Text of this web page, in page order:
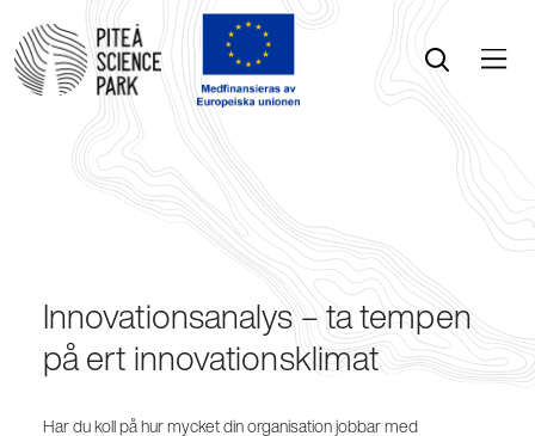
Öppna sök
Öppna menyn
Innovationsanalys – ta tempen
på ert innovationsklimat
Har du koll på hur mycket din organisation jobbar med